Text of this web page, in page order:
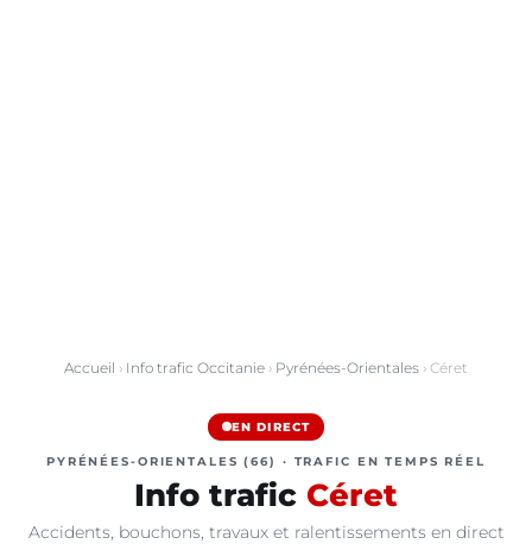
Accueil › Info trafic Occitanie › Pyrénées-Orientales › Céret
EN DIRECT
PYRÉNÉES-ORIENTALES (66) · TRAFIC EN TEMPS RÉEL
Info trafic Céret
Accidents, bouchons, travaux et ralentissements en direct